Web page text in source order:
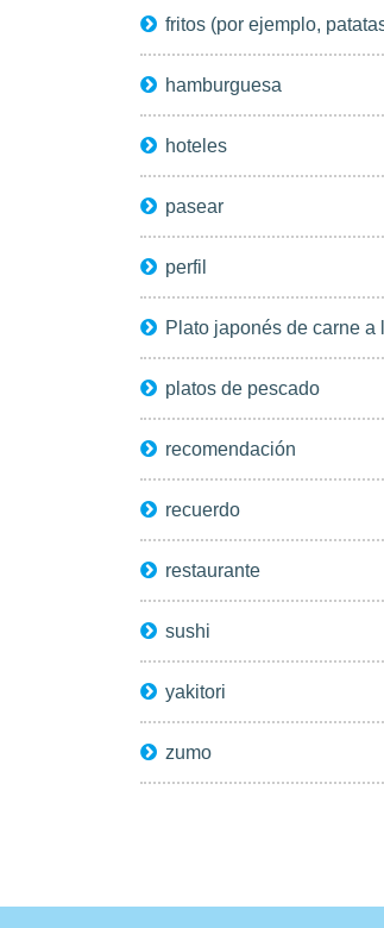
fritos (por ejemplo,
hamburguesa
hoteles
pasear
perfil
Plato japonés de carne a
platos de pescado
recomendación
recuerdo
restaurante
sushi
yakitori
zumo